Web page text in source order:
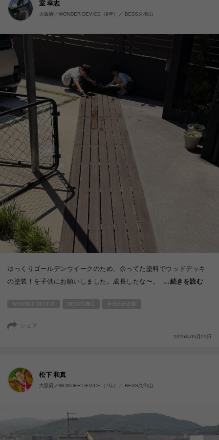
室 幸志
大阪府／WONDER DEVICE（9年）／ BESS久御山
ゆっくりゴールデンウイークのため、余ってた塗料でウッドデッキ
の塗装！を子供にお願いしました。成長したな〜。
...続きを読む
シェア
2026年05月05日
松下 和真
大阪府／WONDER DEVICE（7年）／ BESS久御山